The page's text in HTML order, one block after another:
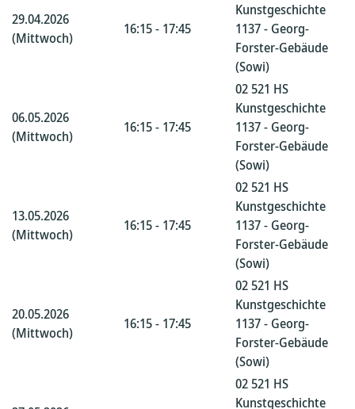
29.04.2026
(Mittwoch)
16:15 - 17:45
Kunstgeschichte
1137 - Georg-
Forster-Gebäude
(Sowi)
06.05.2026
(Mittwoch)
16:15 - 17:45
02 521 HS
Kunstgeschichte
1137 - Georg-
Forster-Gebäude
(Sowi)
13.05.2026
(Mittwoch)
16:15 - 17:45
02 521 HS
Kunstgeschichte
1137 - Georg-
Forster-Gebäude
(Sowi)
20.05.2026
(Mittwoch)
16:15 - 17:45
02 521 HS
Kunstgeschichte
1137 - Georg-
Forster-Gebäude
(Sowi)
02 521 HS
Kunstgeschichte